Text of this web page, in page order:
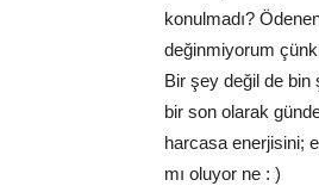
konulmadı?
değinmiyorum
Bir şey değil de bin
bir son olarak
harcasa enerjisini;
mı oluyor ne : )